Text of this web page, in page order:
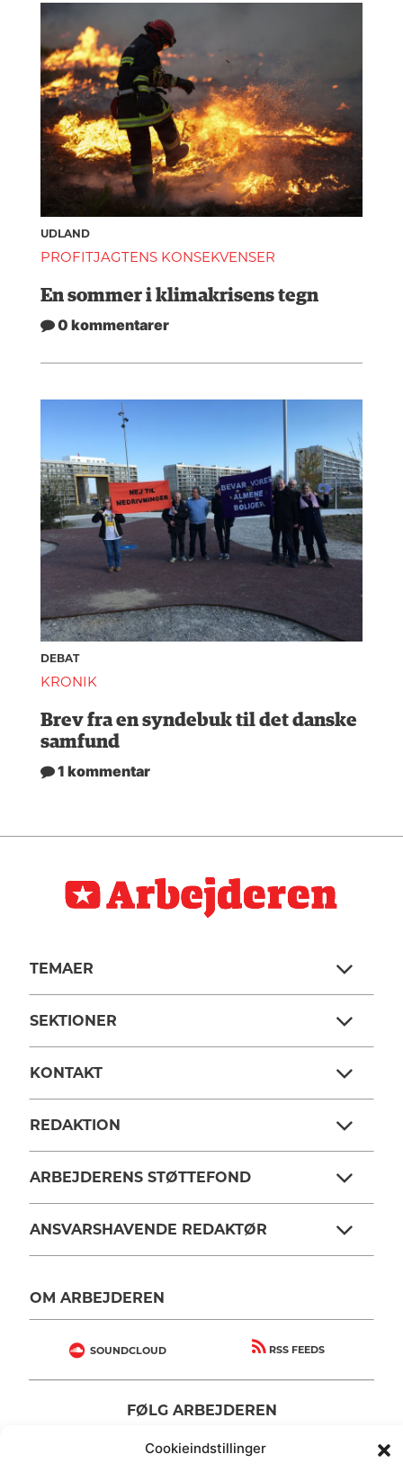
Cookieindstillinger
UDLAND
PROFITJAGTENS KONSEKVENSER
En sommer i klimakrisens tegn
0 kommentarer
DEBAT
KRONIK
Brev fra en syndebuk til det danske
samfund
1 kommentar
TEMAER
SEKTIONER
KONTAKT
REDAKTION
ARBEJDERENS STØTTEFOND
ANSVARSHAVENDE REDAKTØR
OM ARBEJDEREN
SOUNDCLOUD RSS FEEDS
FØLG ARBEJDEREN
| |